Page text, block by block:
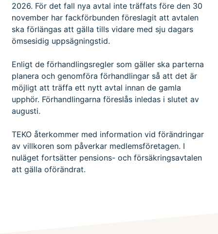
2026. För det fall nya avtal inte träffats före den 30
november har fackförbunden föreslagit att avtalen
ska förlängas att gälla tills vidare med sju dagars
ömsesidig uppsägningstid.
Enligt de förhandlingsregler som gäller ska parterna
planera och genomföra förhandlingar så att det är
möjligt att träffa ett nytt avtal innan de gamla
upphör. Förhandlingarna föreslås inledas i slutet av
augusti.
TEKO återkommer med information vid förändringar
av villkoren som påverkar medlemsföretagen. I
nuläget fortsätter pensions- och försäkringsavtalen
att gälla oförändrat.